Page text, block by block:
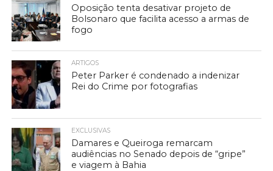
Oposição tenta desativar projeto de
Bolsonaro que facilita acesso a armas de
fogo
ARTIGOS
Peter Parker é condenado a indenizar
Rei do Crime por fotografias
EXCLUSIVAS
Damares e Queiroga remarcam
audiências no Senado depois de “gripe”
e viagem à Bahia